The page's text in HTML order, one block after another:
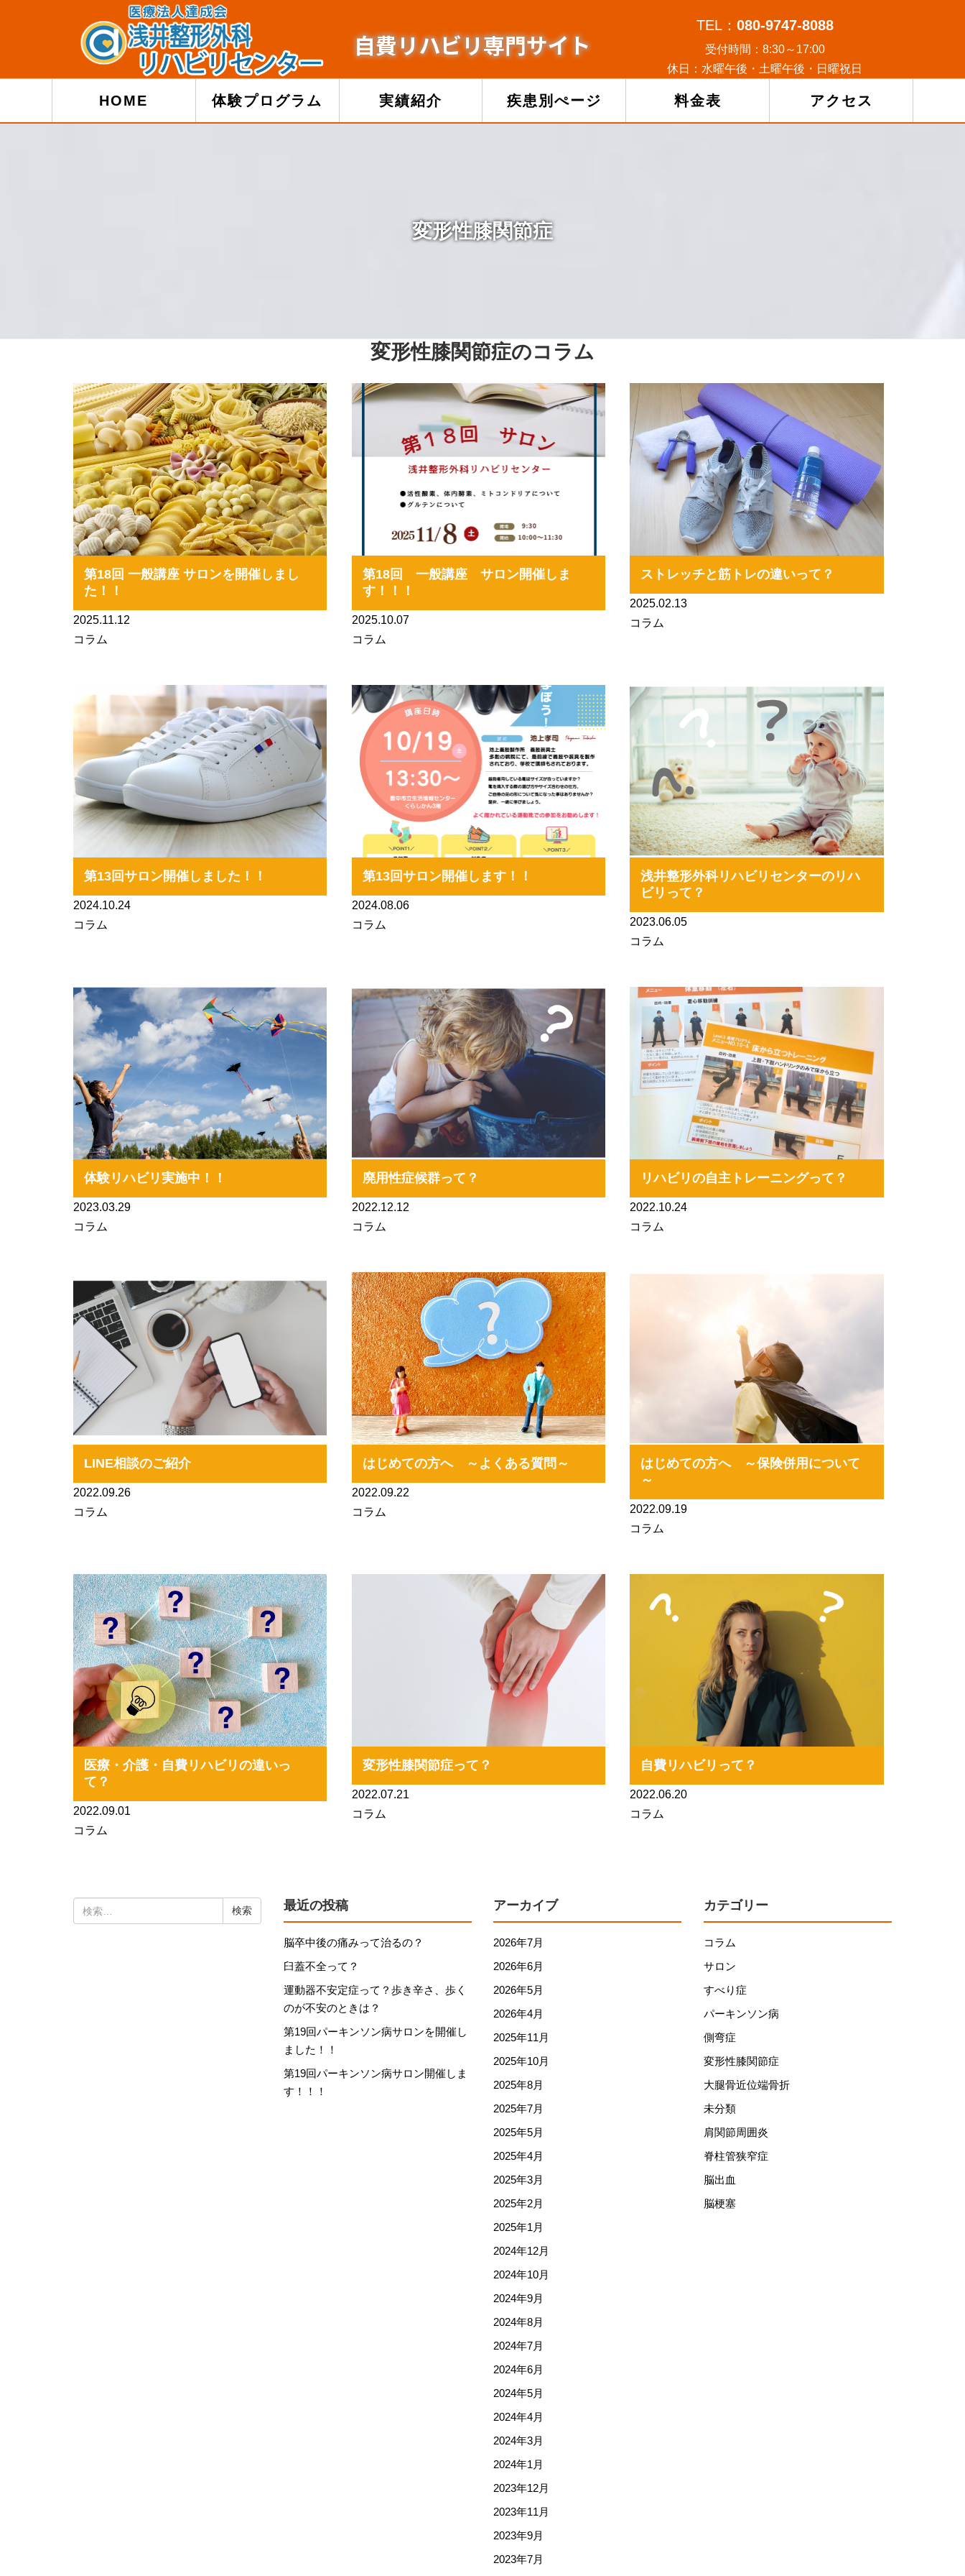
TEL： 080-9747-8088
受付時間：8:30～17:00
休日：水曜午後・土曜午後・日曜祝日
HOME 体験プログラム 実績紹介 疾患別ぺージ 料金表 アクセス
変形性膝関節症
変形性膝関節症のコラム
第18回 一般講座 サロンを開催しまし
た！！
2025.11.12
コラム
第18回 一般講座 サロン開催しま
す！！！
2025.10.07
コラム
ストレッチと筋トレの違いって？
2025.02.13
コラム
第13回サロン開催しました！！
2024.10.24
コラム
第13回サロン開催します！！
2024.08.06
コラム
浅井整形外科リハビリセンターのリハ
ビリって？
2023.06.05
コラム
体験リハビリ実施中！！
2023.03.29
コラム
廃用性症候群って？
2022.12.12
コラム
リハビリの自主トレーニングって？
2022.10.24
コラム
LINE相談のご紹介
2022.09.26
コラム
はじめての方へ ～よくある質問～
2022.09.22
コラム
はじめての方へ ～保険併用について
～
2022.09.19
コラム
医療・介護・自費リハビリの違いっ
て？
2022.09.01
コラム
変形性膝関節症って？
2022.07.21
コラム
自費リハビリって？
2022.06.20
コラム
索:
最近の投稿
脳卒中後の痛みって治るの？
臼蓋不全って？
運動器不安定症って？歩き辛さ、歩く
のが不安のときは？
第19回パーキンソン病サロンを開催し
ました！！
第19回パーキンソン病サロン開催しま
す！！！
アーカイブ
2026年7月
2026年6月
2026年5月
2026年4月
2025年11月
2025年10月
2025年8月
2025年7月
2025年5月
2025年4月
2025年3月
2025年2月
2025年1月
2024年12月
2024年10月
2024年9月
2024年8月
2024年7月
2024年6月
2024年5月
2024年4月
2024年3月
2024年1月
2023年12月
2023年11月
2023年9月
2023年7月
カテゴリー
コラム
サロン
すべり症
パーキンソン病
側弯症
変形性膝関節症
大腿骨近位端骨折
未分類
肩関節周囲炎
脊柱管狭窄症
脳出血
脳梗塞